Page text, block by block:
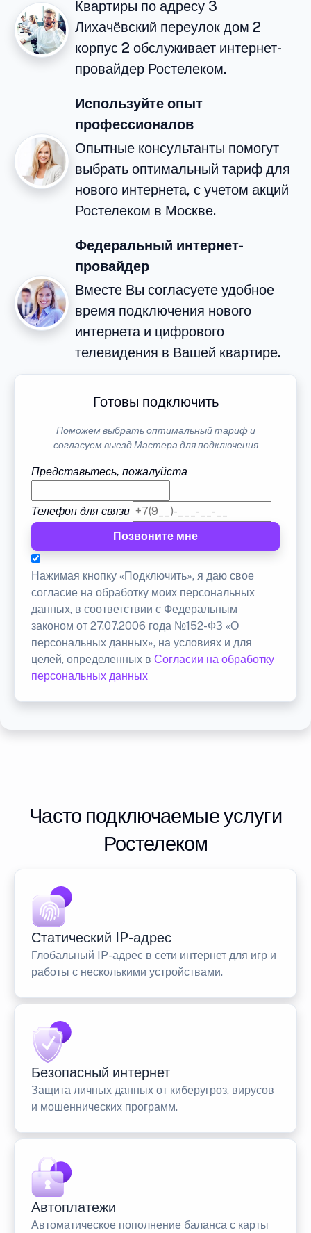
Квартиры по адресу 3
Лихачёвский переулок дом 2
корпус 2 обслуживает интернет-
провайдер Ростелеком.
Используйте опыт
профессионалов
Опытные консультанты помогут
выбрать оптимальный тариф для
нового интернета, с учетом акций
Ростелеком в Москве.
Федеральный интернет-
провайдер
Вместе Вы согласуете удобное
время подключения нового
интернета и цифрового
телевидения в Вашей квартире.
Готовы подключить
Поможем выбрать оптимальный тариф и
согласуем выезд Мастера для подключения
Представьтесь, пожалуйста
Телефон для связи
Позвоните мне
Нажимая кнопку «Подключить», я даю свое
согласие на обработку моих персональных
данных, в соответствии с Федеральным
законом от 27.07.2006 года №152-ФЗ «О
персональных данных», на условиях и для
целей, определенных в Согласии на обработку
персональных данных
Часто подключаемые услуги
Ростелеком
Статический IP-адрес
Глобальный IP-адрес в сети интернет для игр и
работы с несколькими устройствами.
Безопасный интернет
Защита личных данных от киберугроз, вирусов
и мошеннических программ.
Автоплатежи
Автоматическое пополнение баланса с карты